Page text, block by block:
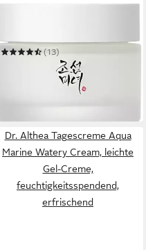
BEAUTY OF JOSEON
(13)
UVP27,91 €
in 4-5 Werktagen bei dir
Dr. Althea Tagescreme Aqua
Marine Watery Cream, leichte
Gel-Creme,
feuchtigkeitsspendend,
erfrischend